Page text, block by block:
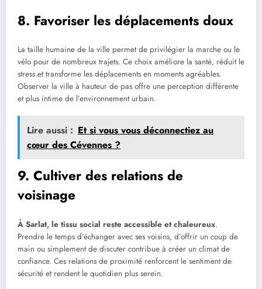
8. Favoriser les déplacements doux
La taille humaine de la ville permet de privilégier la marche ou le
vélo pour de nombreux trajets. Ce choix améliore la santé, réduit le
stress et transforme les déplacements en moments agréables.
Observer la ville à hauteur de pas offre une perception différente
et plus intime de l’environnement urbain.
Lire aussi : Et si vous vous déconnectiez au
cœur des Cévennes ?
9. Cultiver des relations de
voisinage
À Sarlat, le tissu social reste accessible et chaleureux.
Prendre le temps d’échanger avec ses voisins, d’offrir un coup de
main ou simplement de discuter contribue à créer un climat de
confiance. Ces relations de proximité renforcent le sentiment de
sécurité et rendent le quotidien plus serein.